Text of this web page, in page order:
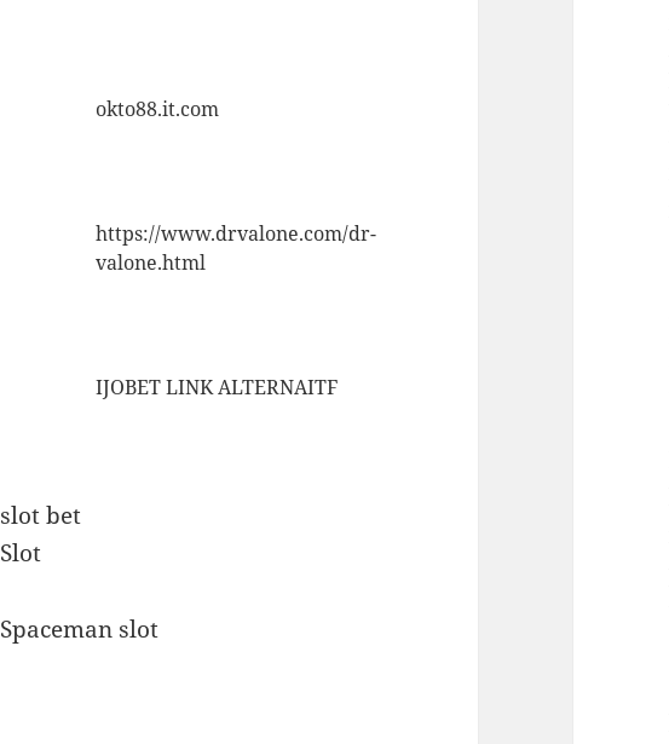
okto88.it.com
https://www.drvalone.com/dr-
valone.html
IJOBET LINK ALTERNAITF
slot bet
Slot
Spaceman slot